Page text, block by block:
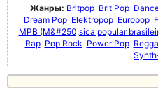
Жанры: Britpop Brit Pop
Dream Pop Elektropop Europop
MPB (M&#250;sica popular
Rap Pop Rock Power Pop